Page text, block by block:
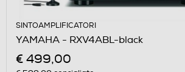
SINTOAMPLIFICATORI
YAMAHA - RXV4ABL-black
€ 499,00